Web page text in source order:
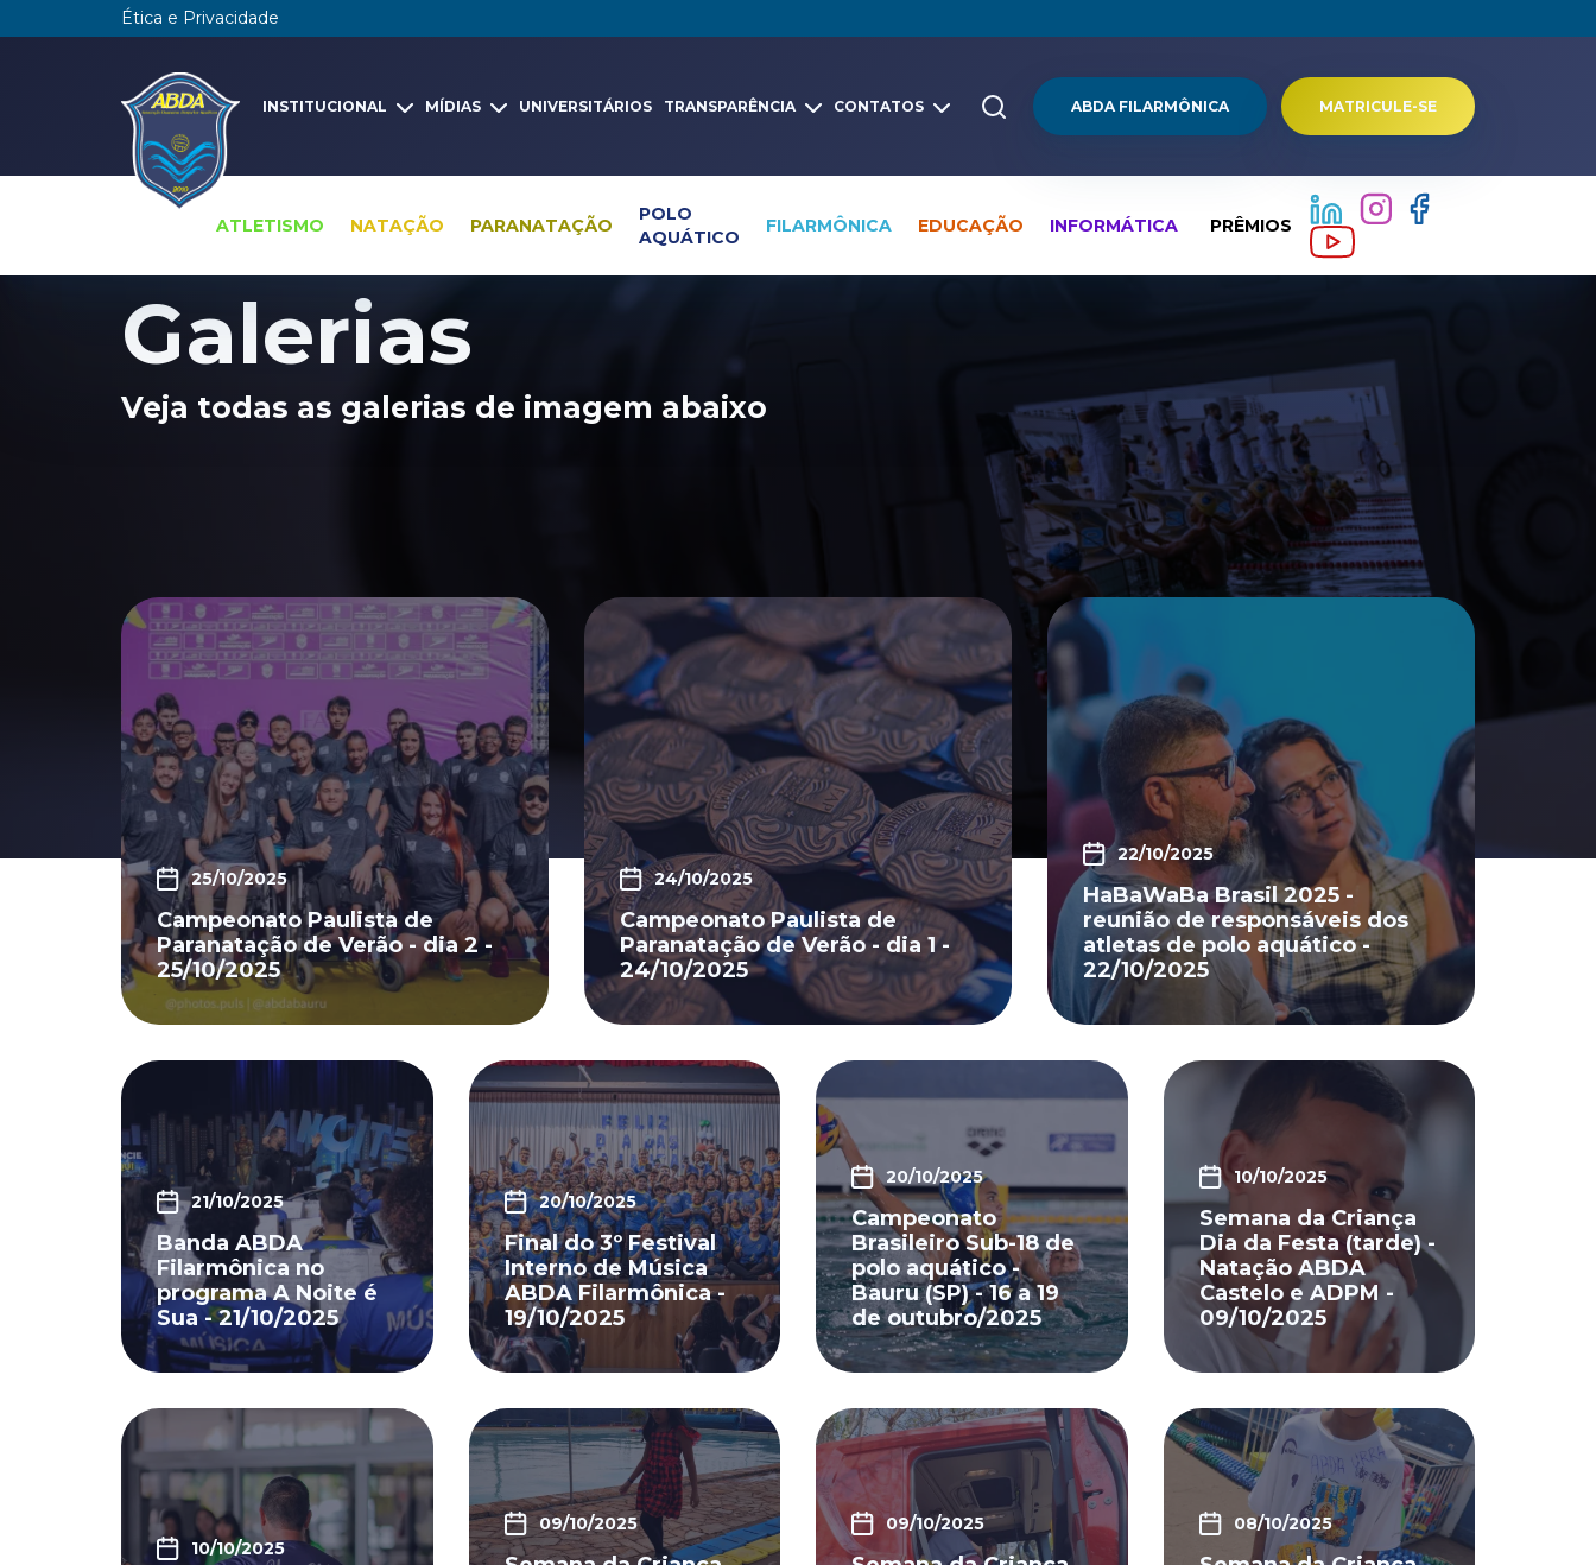
Ética e Privacidade
INSTITUCIONAL MÍDIAS UNIVERSITÁRIOS TRANSPARÊNCIA CONTATOS ABDA FILARMÔNICA MATRICULE-SE
ATLETISMO NATAÇÃO PARANATAÇÃO
POLO
AQUÁTICO
FILARMÔNICA EDUCAÇÃO INFORMÁTICA PRÊMIOS
Pesquisa global Galerias
Galerias
Veja todas as galerias de imagem abaixo
25/10/2025
Campeonato Paulista de
Paranatação de Verão - dia 2 -
25/10/2025
24/10/2025
Campeonato Paulista de
Paranatação de Verão - dia 1 -
24/10/2025
22/10/2025
HaBaWaBa Brasil 2025 -
reunião de responsáveis dos
atletas de polo aquático -
22/10/2025
21/10/2025
Banda ABDA
Filarmônica no
programa A Noite é
Sua - 21/10/2025
20/10/2025
Final do 3º Festival
Interno de Música
ABDA Filarmônica -
19/10/2025
20/10/2025
Campeonato
Brasileiro Sub-18 de
polo aquático -
Bauru (SP) - 16 a 19
de outubro/2025
10/10/2025
Semana da Criança
Dia da Festa (tarde) -
Natação ABDA
Castelo e ADPM -
09/10/2025
10/10/2025
09/10/2025 09/10/2025 08/10/2025